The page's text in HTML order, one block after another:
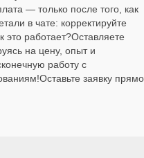
— только после того, как
в чате: корректируйте
работает?Оставляете
на цену, опыт и
работу с
заявку прямо